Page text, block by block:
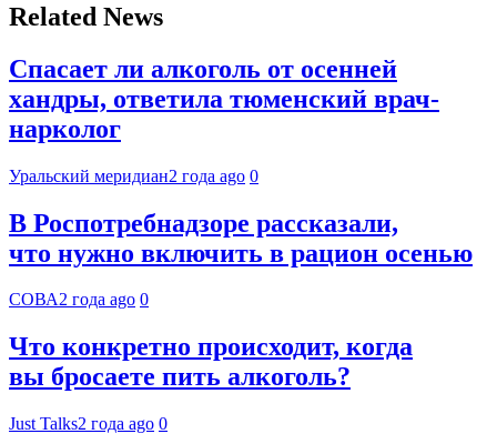
Related News
Спасает ли алкоголь от осенней
хандры, ответила тюменский врач-
нарколог
Уральский меридиан2 года ago 0
В Роспотребнадзоре рассказали,
что нужно включить в рацион осенью
СОВА2 года ago 0
Что конкретно происходит, когда
вы бросаете пить алкоголь?
Just Talks2 года ago 0